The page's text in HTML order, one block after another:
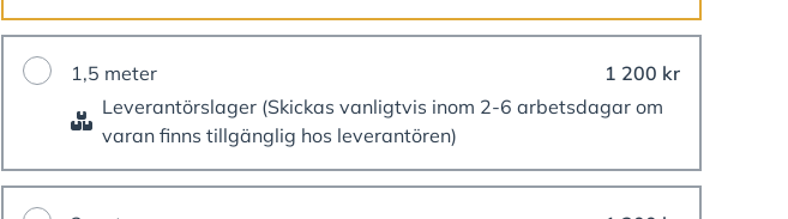
1,5 meter
1 200 kr
Leverantörslager (Skickas vanligtvis inom 2-6 arbetsdagar om
varan finns tillgänglig hos leverantören)